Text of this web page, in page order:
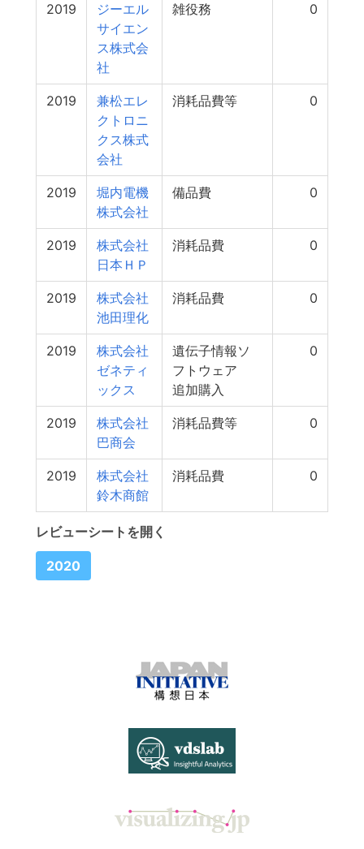
2019
ジーエル
サイエン
ス株式会
社
雑役務 0
2019
兼松エレ
クトロニ
クス株式
会社
消耗品費等 0
2019
堀内電機
株式会社
備品費 0
2019
株式会社
日本ＨＰ
消耗品費 0
2019
株式会社
池田理化
消耗品費 0
2019
株式会社
ゼネティ
ックス
遺伝子情報ソ
フトウェア
追加購入
0
2019
株式会社
巴商会
消耗品費等 0
2019
株式会社
鈴木商館
消耗品費 0
レビューシートを開く
2020